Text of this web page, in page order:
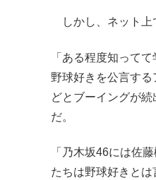
しかし、ネット上
「ある程度知って
野球好きを公言す
どとブーイングが
だ。
「乃木坂46には佐
たちは野球好きと